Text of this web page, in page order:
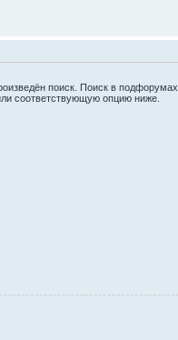
поиск. Поиск в подфорумах
соответствующую опцию ниже.